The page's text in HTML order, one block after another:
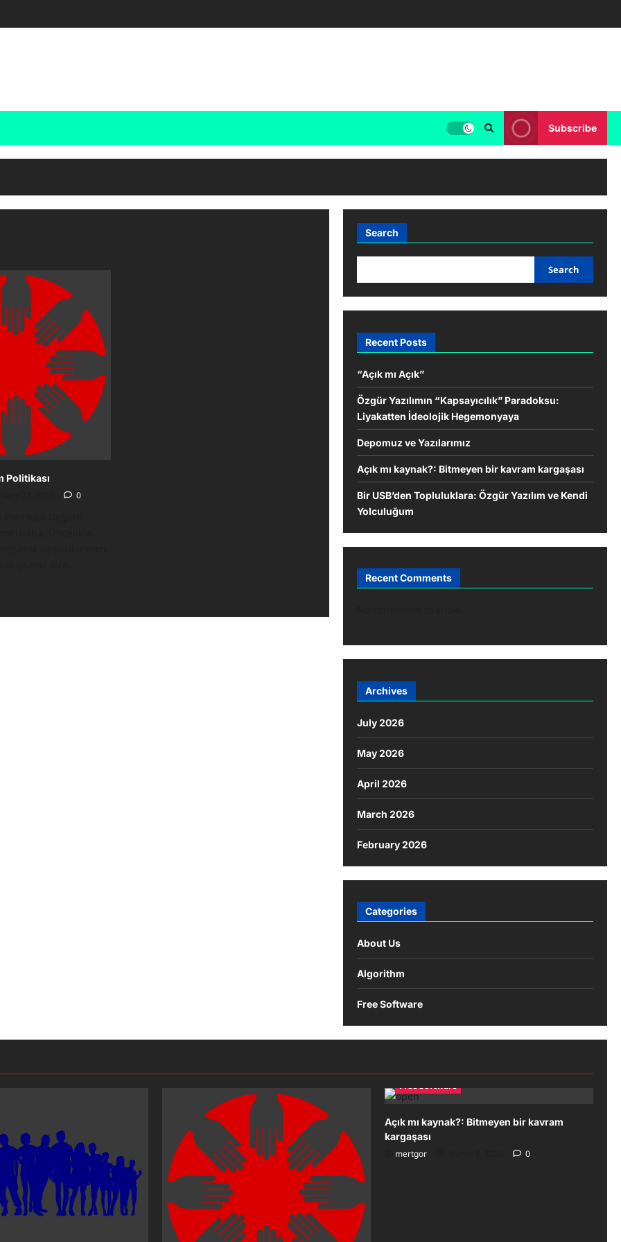
Subscribe
Politikası
0
Search
Search
Recent Posts
“Açık mı Açık”
Özgür Yazılımın “Kapsayıcılık” Paradoksu:
Liyakatten İdeolojik Hegemonyaya
Depomuz ve Yazılarımız
Açık mı kaynak?: Bitmeyen bir kavram kargaşası
Bir USB’den Topluluklara: Özgür Yazılım ve Kendi
Yolculuğum
Recent Comments
Archives
July 2026
May 2026
April 2026
March 2026
February 2026
Categories
About Us
Algorithm
Free Software
Free Software
Açık mı kaynak?: Bitmeyen bir kavram
kargaşası
mertgor
0